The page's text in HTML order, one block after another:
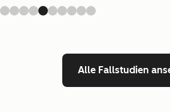
Alle Fallstudien